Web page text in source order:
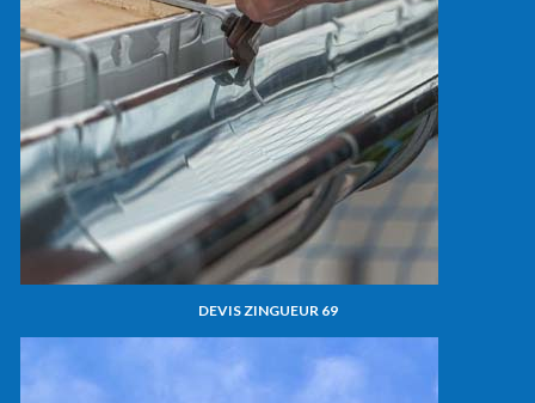
DEVIS ZINGUEUR 69